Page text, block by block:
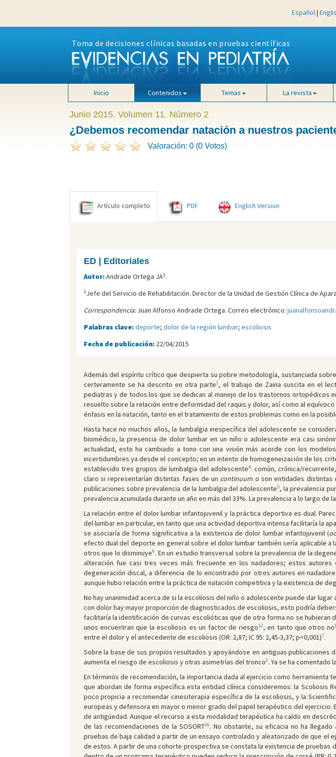
Español|
Toma de decisiones clínicas basadas en pruebas científicas
Inicio Contenidos Temas La revista
Junio 2015. Volumen 11. Número 2
¿Debemos recomendar natación a nuestros
Valoración: 0 (0 Votos)
Artículo completo PDF English Version
ED | Editoriales
Autor:Andrade Ortega JA1.
1Jefe del Servicio de Rehabilitación. Director de la Unidad de Gestión Clínica de
Correspondencia:Juan Alfonso Andrade Ortega. Correo electrónico:
Palabras clave:deporte; dolor de la región lumbar; escoliosis
Fecha de publicación: 22/04/2015
Además del espíritu crítico que despierta su pobre metodología, sustanciada
certeramente se ha descrito en otra parte1, el trabajo de Zaina suscita en el
pediatras y de todos los que se dedican al manejo de los trastornos ortopédicos
resuelto sobre la relación entre deformidad del raquis y dolor, así como al
énfasis en la natación, tanto en el tratamiento de estos problemas como en la
Hasta hace no muchos años, la lumbalgia inespecífica del adolescente se
biomédico, la presencia de dolor lumbar en un niño o adolescente era casi
actualidad, esto ha cambiado a tono con una visión más acorde con los
incertidumbres ya desde el concepto; en un intento de homogeneización de los
establecido tres grupos de lumbalgia del adolescente4: común, crónica/
claro si representarían distintas fases de un continuum o son entidades distintas
publicaciones sobre prevalencia de la lumbalgia del adolescente5, la prevalencia
prevalencia acumulada durante un año en más del 33%. La prevalencia a lo largo de
La relación entre el dolor lumbar infantojuvenil y la práctica deportiva es dual.
del lumbar en particular, en tanto que una actividad deportiva intensa facilitaría la
se asociaría de forma significativa a la existencia de dolor lumbar infantojuvenil (
efecto dual del deporte en general sobre el dolor lumbar también sería aplicable
otros que lo disminuye9. En un estudio transversal sobre la prevalencia de la
alteración fue casi tres veces más frecuente en los nadadores; estos
degeneración discal, a diferencia de lo encontrado por otros autores en
aunque hubo relación entre la práctica de natación competitiva y la existencia de
No hay unanimidad acerca de si la escoliosis del niño o adolescente puede dar
con dolor hay mayor proporción de diagnosticados de escoliosis, esto podría
facilitaría la identificación de curvas escolióticas que de otra forma no se
unos encuentran que la escoliosis es un factor de riesgo12, en tanto que otros no
entre el dolor y el antecedente de escoliosis (OR: 2,87; IC 95: 2,45-3,37; p<0,001)7.
Sobre la base de sus propios resultados y apoyándose en antiguas publicaciones
aumenta el riesgo de escoliosis y otras asimetrías del tronco2. Ya se ha comentado
En términos de recomendación, la importancia dada al ejercicio como
que abordan de forma específica esta entidad clínica consideremos: la Scoliosis
poco propicia a recomendar cinesiterapia específica de la escoliosis, y la
europeas y defensora en mayor o menor grado del papel terapéutico del
de antigüedad. Aunque el recurso a esta modalidad terapéutica ha caído en
de las recomendaciones de la SOSORT16. No obstante, su eficacia no ha
pruebas de baja calidad a partir de un ensayo controlado y aleatorizado de que
de estos. A partir de una cohorte prospectiva se constata la existencia de